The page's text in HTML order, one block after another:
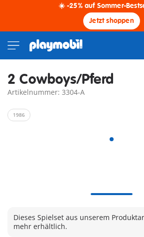
☀️ -25% auf Sommer-
Jetzt shoppen
2 Cowboys/Pferd
Artikelnummer: 3304-A
1986
Dieses Spielset aus unserem
mehr erhältlich.